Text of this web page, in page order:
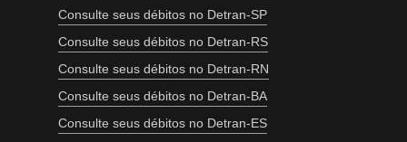
Consulte seus débitos no Detran-SP
Consulte seus débitos no Detran-RS
Consulte seus débitos no Detran-RN
Consulte seus débitos no Detran-BA
Consulte seus débitos no Detran-ES